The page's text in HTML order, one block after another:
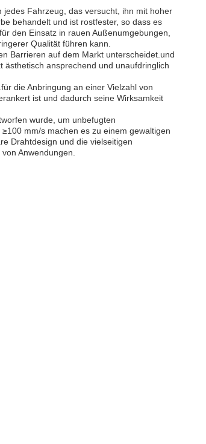
Fahrzeug, das versucht, ihn mit hoher
behandelt und ist rostfester, so dass es
den Einsatz in rauen Außenumgebungen,
Qualität führen kann.
Barrieren auf dem Markt unterscheidet.und
ästhetisch ansprechend und unaufdringlich
die Anbringung an einer Vielzahl von
ist und dadurch seine Wirksamkeit
wurde, um unbefugten
mm/s machen es zu einem gewaltigen
Drahtdesign und die vielseitigen
Anwendungen.